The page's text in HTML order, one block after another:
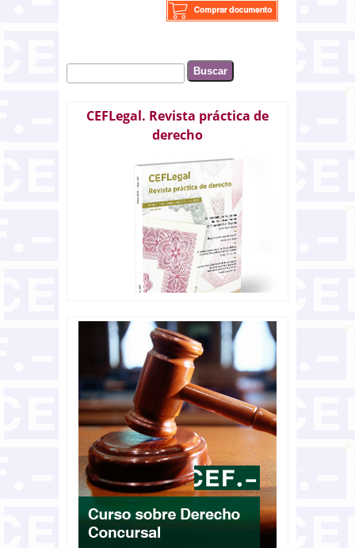
Formulario de búsqueda
Buscar
CEFLegal. Revista práctica de
derecho